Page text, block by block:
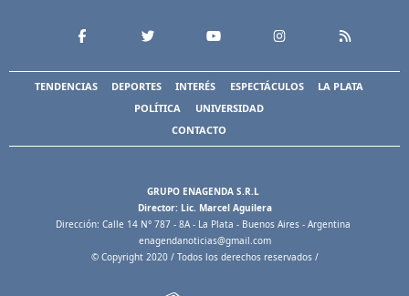
TENDENCIAS DEPORTES INTERÉS ESPECTÁCULOS
LA PLATA
POLÍTICA
UNIVERSIDAD
CONTACTO
GRUPO ENAGENDA S.R.L
Director: Lic. Marcel Aguilera
Dirección: Calle 14 N° 787 - 8A - La Plata - Buenos Aires - Argentina
enagendanoticias@gmail.com
© Copyright 2020 / Todos los derechos reservados /